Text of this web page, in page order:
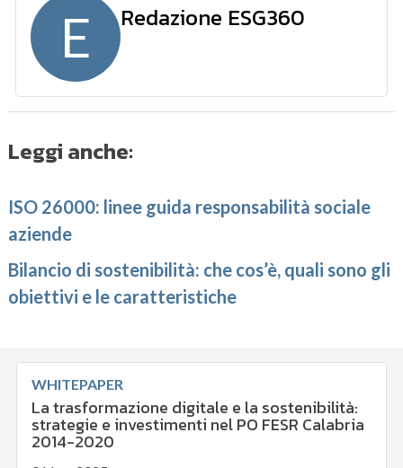
E Redazione ESG360
Leggi anche:
ISO 26000: linee guida responsabilità sociale
aziende
Bilancio di sostenibilità: che cos’è, quali sono gli
obiettivi e le caratteristiche
WHITEPAPER
La trasformazione digitale e la sostenibilità:
strategie e investimenti nel PO FESR Calabria
2014-2020